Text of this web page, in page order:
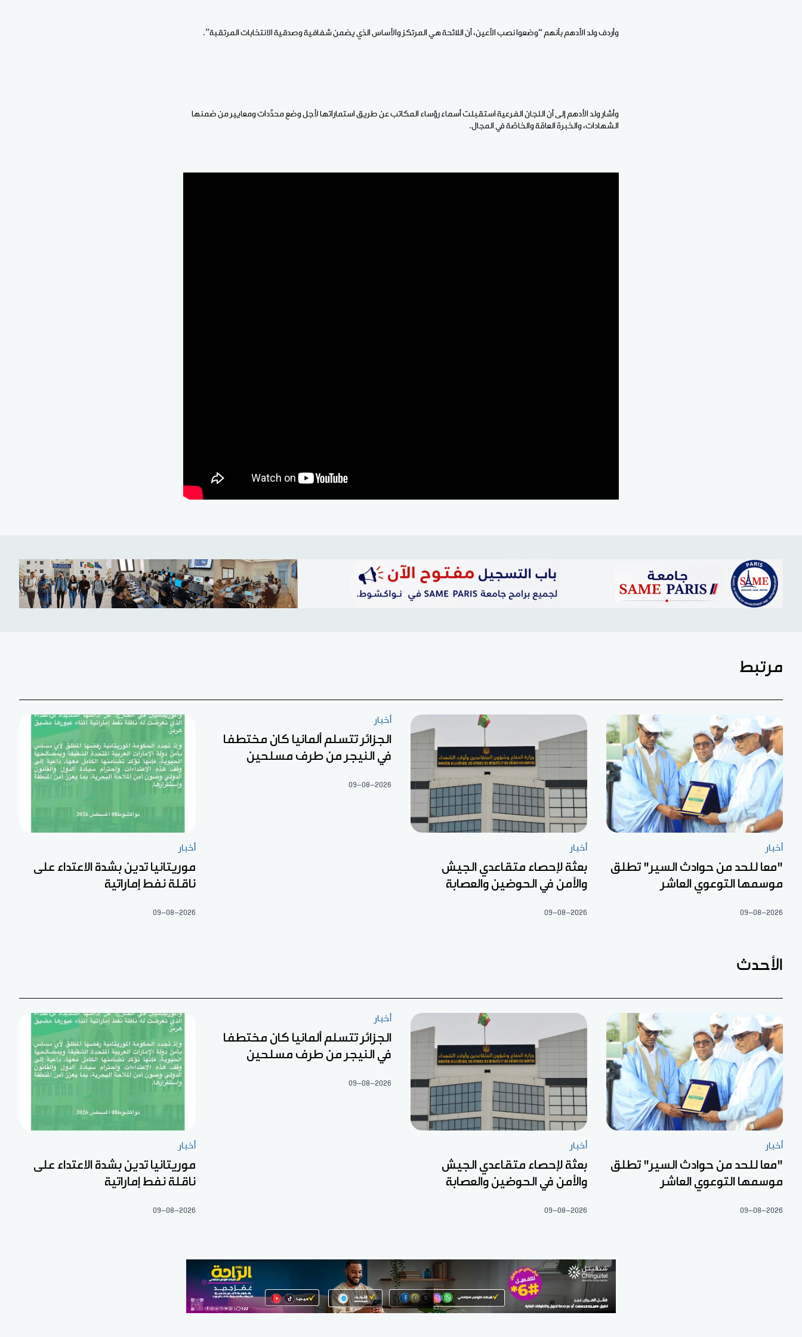
وأردف ولد الأدهم بأنهم “وضعوا نصب الأعين، أن اللائحة هي المرتكز والأساس الذي يضمن شفافية وصدقية الانتخابات المرتقبة”.
وأشار ولد الأدهم إلى أن اللجان الفرعية استقبلت أسماء رؤساء المكاتب عن طريق استماراتها لأجل وضع محدِّدات ومعايير من ضمنها
الشهادات، والخبرة العامّة والخاصّة في المجال.
مرتبط
أخبار
"معا للحد من حوادث السير" تطلق
موسمها التوعوي العاشر
09-08-2026
أخبار
بعثة لإحصاء متقاعدي الجيش
والأمن في الحوضين والعصابة
09-08-2026
أخبار
الجزائر تتسلم ألمانيا كان مختطفا
في النيجر من طرف مسلحين
09-08-2026
أخبار
موريتانيا تدين بشدة الاعتداء على
ناقلة نفط إماراتية
09-08-2026
الأحدث
أخبار
"معا للحد من حوادث السير" تطلق
موسمها التوعوي العاشر
09-08-2026
أخبار
بعثة لإحصاء متقاعدي الجيش
والأمن في الحوضين والعصابة
09-08-2026
أخبار
الجزائر تتسلم ألمانيا كان مختطفا
في النيجر من طرف مسلحين
09-08-2026
أخبار
موريتانيا تدين بشدة الاعتداء على
ناقلة نفط إماراتية
09-08-2026